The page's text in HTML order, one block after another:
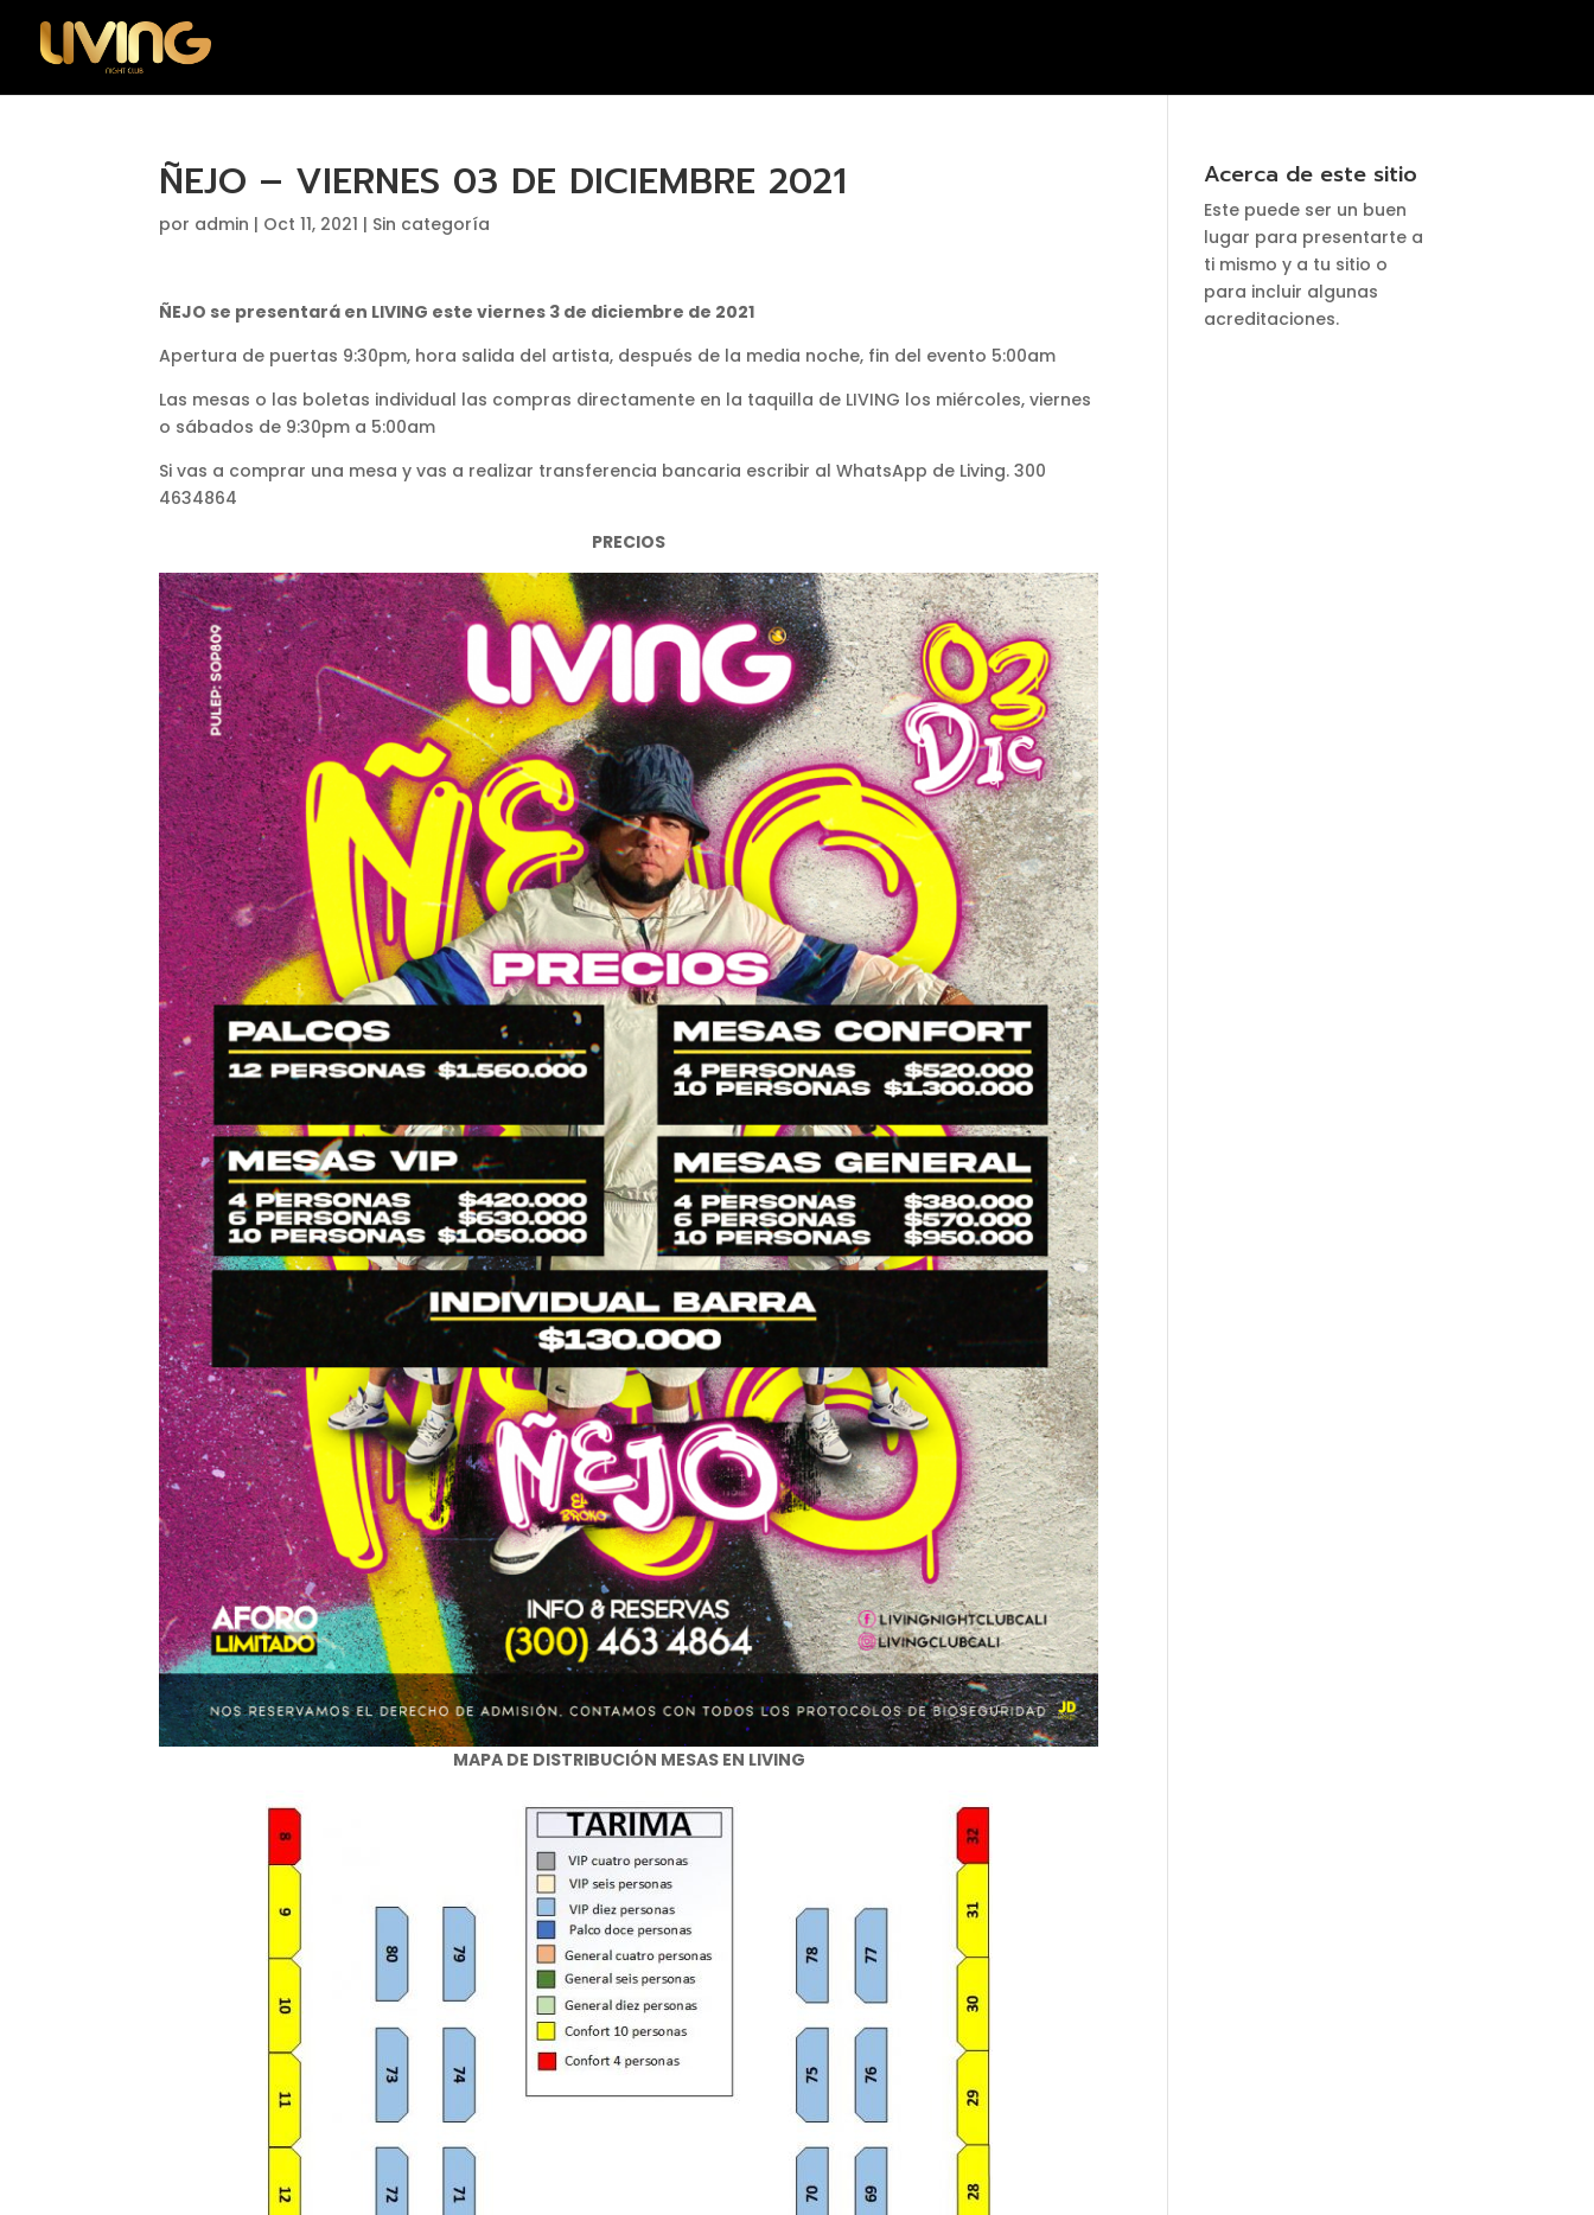
ÑEJO – VIERNES 03 DE DICIEMBRE 2021
por admin | Oct 11, 2021 | Sin categoría
ÑEJO se presentará en LIVING este viernes 3 de diciembre de 2021
Apertura de puertas 9:30pm, hora salida del artista, después de la media noche, fin del evento 5:00am
Las mesas o las boletas individual las compras directamente en la taquilla de LIVING los miércoles, viernes
o sábados de 9:30pm a 5:00am
Si vas a comprar una mesa y vas a realizar transferencia bancaria escribir al WhatsApp de Living. 300
4634864
PRECIOS
MAPA DE DISTRIBUCIÓN MESAS EN LIVING
Acerca de este sitio
Este puede ser un buen
lugar para presentarte a
ti mismo y a tu sitio o
para incluir algunas
acreditaciones.